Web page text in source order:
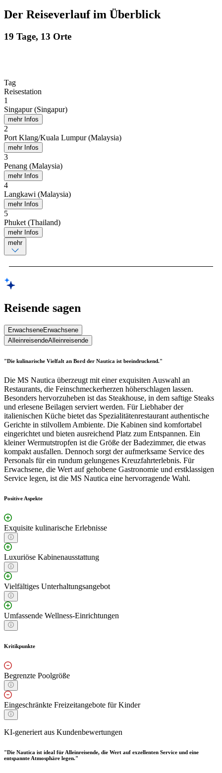
Der Reiseverlauf im Überblick
19 Tage, 13 Orte
Tag
Reisestation
1
Singapur (Singapur)
mehr Infos
2
Port Klang/Kuala Lumpur (Malaysia)
mehr Infos
3
Penang (Malaysia)
mehr Infos
4
Langkawi (Malaysia)
mehr Infos
5
Phuket (Thailand)
mehr Infos
mehr
Reisende sagen
ErwachseneErwachsene
AlleinreisendeAlleinreisende
"Die kulinarische Vielfalt an Bord der Nautica ist beeindruckend."
Die MS Nautica überzeugt mit einer exquisiten Auswahl an
Restaurants, die Feinschmeckerherzen höherschlagen lassen.
Besonders hervorzuheben ist das Steakhouse, in dem saftige Steaks
und erlesene Beilagen serviert werden. Für Liebhaber der
italienischen Küche bietet das Spezialitätenrestaurant authentische
Gerichte in stilvollem Ambiente. Die Kabinen sind komfortabel
eingerichtet und bieten ausreichend Platz zum Entspannen. Ein
kleiner Wermutstropfen ist die Größe der Badezimmer, die etwas
kompakt ausfallen. Dennoch sorgt der aufmerksame Service des
Personals für ein rundum gelungenes Kreuzfahrterlebnis. Für
Erwachsene, die Wert auf gehobene Gastronomie und erstklassigen
Service legen, ist die MS Nautica eine hervorragende Wahl.
Positive Aspekte
Exquisite kulinarische Erlebnisse
Luxuriöse Kabinenausstattung
Vielfältiges Unterhaltungsangebot
Umfassende Wellness-Einrichtungen
Kritikpunkte
Begrenzte Poolgröße
Eingeschränkte Freizeitangebote für Kinder
KI-generiert aus Kundenbewertungen
"Die Nautica ist ideal für Alleinreisende, die Wert auf exzellenten Service und eine
entspannte Atmosphäre legen."